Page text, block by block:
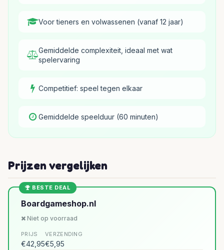
Voor tieners en volwassenen (vanaf 12 jaar)
Gemiddelde complexiteit, ideaal met wat
spelervaring
Competitief: speel tegen elkaar
Gemiddelde speelduur (60 minuten)
Prijzen vergelijken
BESTE DEAL
Boardgameshop.nl
Niet op voorraad
PRIJS
€42,95
VERZENDING
€5,95